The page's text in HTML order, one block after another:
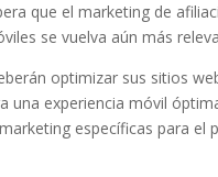
que el marketing de
se vuelva aún más
optimizar sus sitios
una experiencia móvil
específicas para el